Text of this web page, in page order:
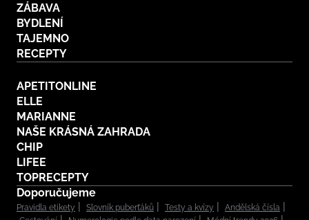
ZÁBAVA
BYDLENÍ
TAJEMNO
RECEPTY
APETITONLINE
ELLE
MARIANNE
NAŠE KRÁSNÁ ZAHRADA
CHIP
LIFEE
TOPRECEPTY
Doporučujeme
Pravidla etikety Slovník puberťáků Testy a kvízy
Andělská čísla